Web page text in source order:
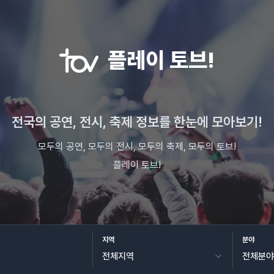
플레이 토브!
전국의 공연, 전시, 축제 정보를 한눈에 모아보기!
모두의 공연, 모두의 전시, 모두의 축제, 모두의 토브!
플레이 토브!
지역 분야